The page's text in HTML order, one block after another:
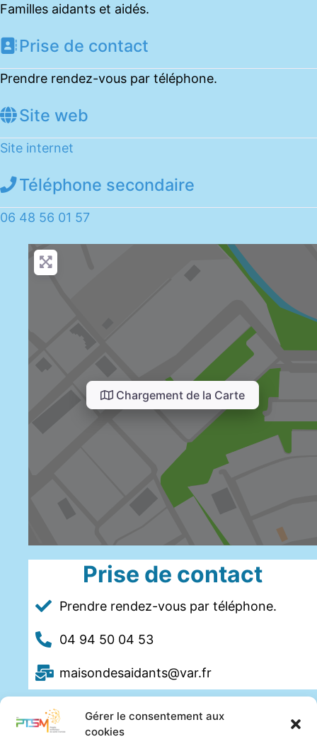
Gérer le consentement aux
cookies
Familles aidants et aidés.
Prise de contact
Prendre rendez-vous par téléphone.
Site web
Site internet
Téléphone secondaire
06 48 56 01 57
Chargement de la Carte
Prise de contact
Prendre rendez-vous par téléphone.
04 94 50 04 53
maisondesaidants@var.fr